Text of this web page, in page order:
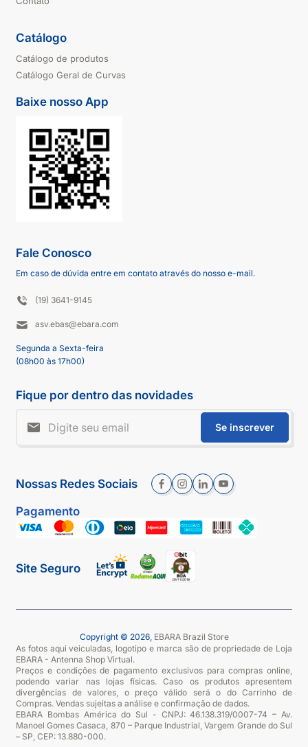
Catálogo
Catálogo de produtos
Catálogo Geral de Curvas
Baixe nosso App
Fale Conosco
Em caso de dúvida entre em contato através do nosso e-mail.
(19) 3641-9145
asv.ebas@ebara.com
Segunda a Sexta-feira
(08h00 às 17h00)
Fique por dentro das novidades
Se inscrever
Nossas Redes Sociais
Pagamento
Site Seguro
Copyright © 2026, EBARA Brazil Store
As fotos aqui veiculadas, logotipo e marca são de propriedade de Loja
EBARA - Antenna Shop Virtual.
Preços e condições de pagamento exclusivos para compras online,
podendo variar nas lojas físicas. Caso os produtos apresentem
divergências de valores, o preço válido será o do Carrinho de
Compras. Vendas sujeitas a análise e confirmação de dados.
EBARA Bombas América do Sul - CNPJ: 46.138.319/0007-74 – Av.
Manoel Gomes Casaca, 870 – Parque Industrial, Vargem Grande do Sul
– SP, CEP: 13.880-000.